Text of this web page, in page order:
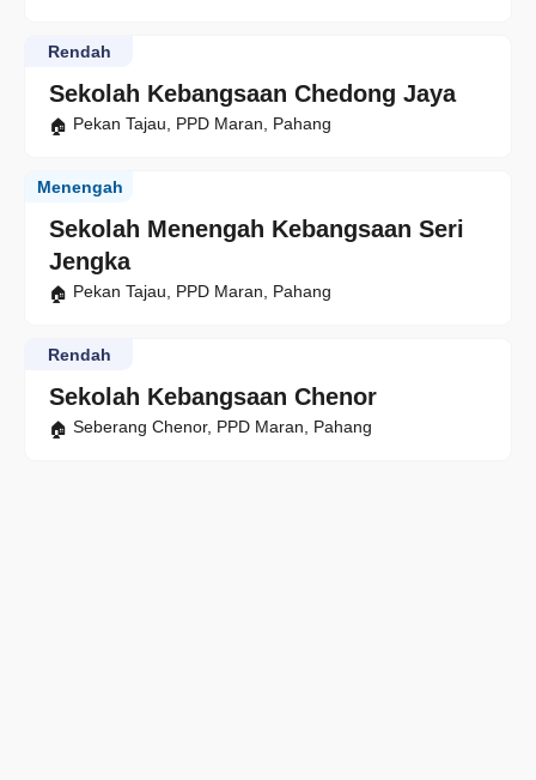
Sekolah Kebangsaan Chedong Jaya
Rendah
Pekan Tajau, PPD Maran, Pahang
Sekolah Menengah Kebangsaan Seri
Jengka
Menengah
Pekan Tajau, PPD Maran, Pahang
Sekolah Kebangsaan Chenor
Rendah
Seberang Chenor, PPD Maran, Pahang